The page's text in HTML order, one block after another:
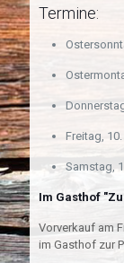
Termine:
Freitag,
Samstag,
Im Gasthof
Vorverkauf am
im Gasthof zur